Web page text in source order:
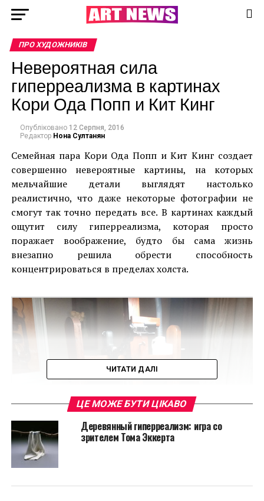
ПРО ХУДОЖНИКІВ
Невероятная сила
гиперреализма в картинах
Кори Ода Попп и Кит Кинг
Опубліковано 12 Серпня, 2016
Редактор Нона Султанян
Семейная пара Кори Ода Попп и Кит Кинг создает
совершенно невероятные картины, на которых
мельчайшие детали выглядят настолько
реалистично, что даже некоторые фотографии не
смогут так точно передать все. В картинах каждый
ощутит силу гиперреализма, которая просто
поражает воображение, будто бы сама жизнь
внезапно решила обрести способность
концентрироваться в пределах холста.
ЧИТАТИ ДАЛІ
ЦЕ МОЖЕ БУТИ ЦІКАВО
Деревянный гиперреализм: игра со
зрителем Тома Эккерта